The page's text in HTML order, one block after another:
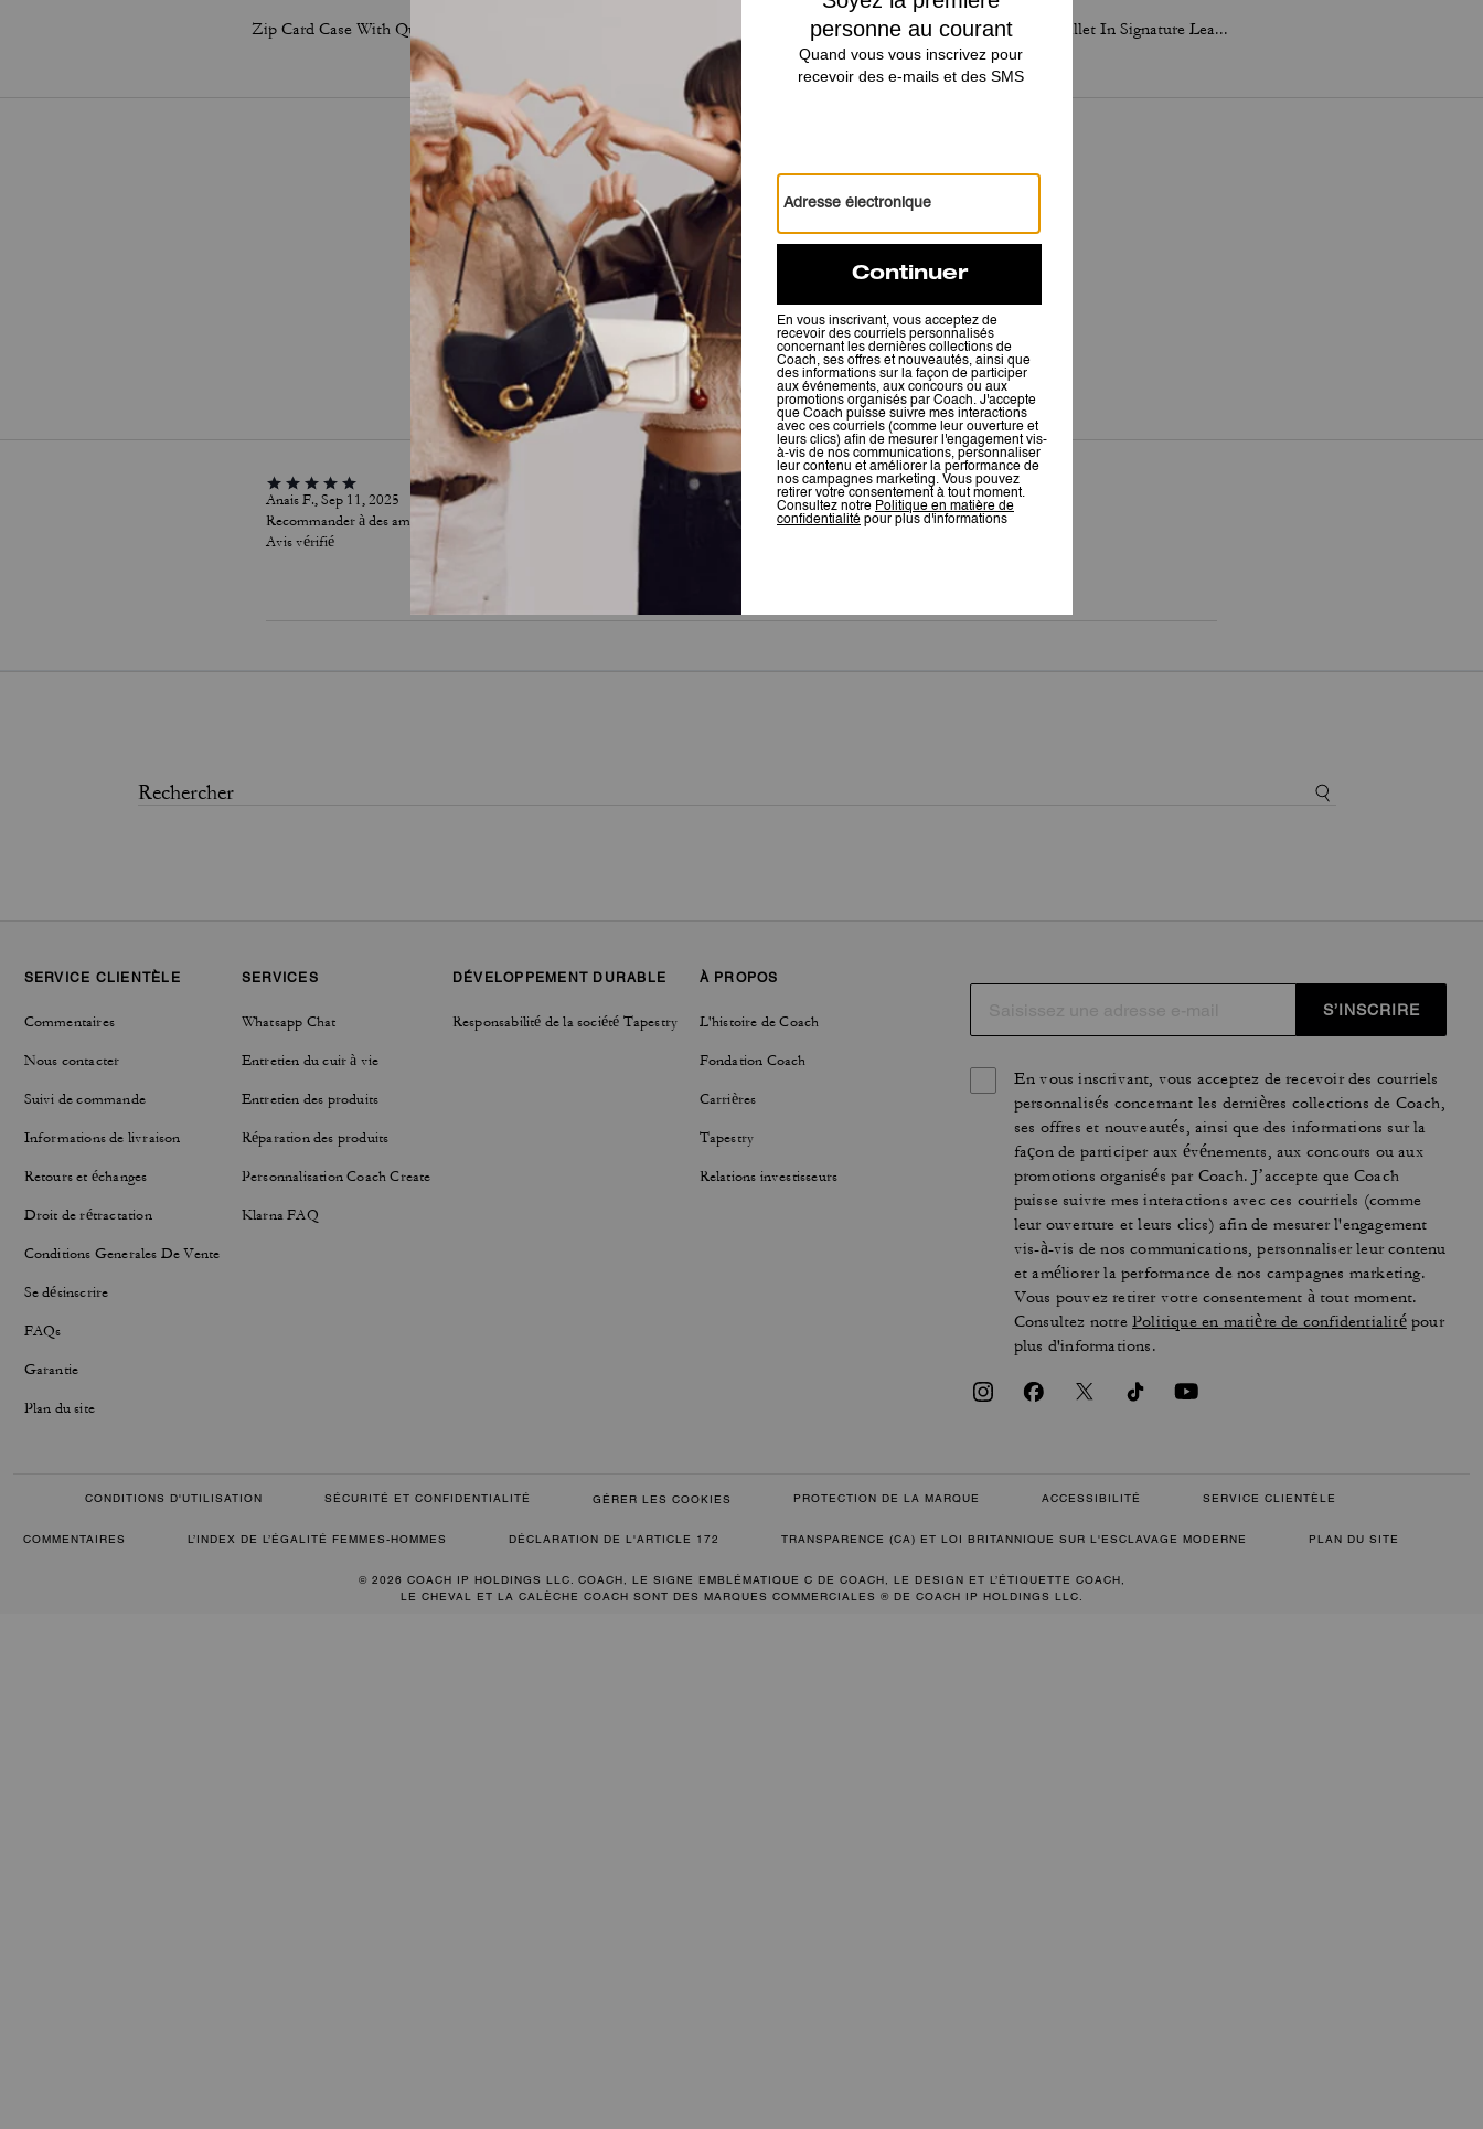
Zip Card Case With Quilting Compact Billfold Wallet In Signature Canvas 3-In-1 Wallet In Signature Leather
Avis
5.0 Étoiles
Pour plus d’informations sur la manière dont nous vérifions nos avis, cliquezici.
Anais F., Sep 11, 2025
Recommander à des amis :
Avis vérifié
Produit parfait et service en boutique aussi !
SERVICE CLIENTÈLE
Commentaires
Nous contacter
Suivi de commande
Informations de livraison
Retours et échanges
Droit de rétractation
Conditions Generales De Vente
Se désinscrire
FAQs
Garantie
Plan du site
SERVICES
Whatsapp Chat
Entretien du cuir à vie
Entretien des produits
Réparation des produits
Personnalisation Coach Create
Klarna FAQ
DÉVELOPPEMENT DURABLE
Responsabilité de la société Tapestry
À PROPOS
L'histoire de Coach
Fondation Coach
Carrières
Tapestry
Relations investisseurs
S’INSCRIRE
En vous inscrivant, vous acceptez de recevoir des courriels
personnalisés concernant les dernières collections de Coach,
ses offres et nouveautés, ainsi que des informations sur la
façon de participer aux événements, aux concours ou aux
promotions organisés par Coach. J’accepte que Coach
puisse suivre mes interactions avec ces courriels (comme
leur ouverture et leurs clics) afin de mesurer l'engagement
vis-à-vis de nos communications, personnaliser leur contenu
et améliorer la performance de nos campagnes marketing.
Vous pouvez retirer votre consentement à tout moment.
Consultez notrePolitique en matière de confidentialitépour
plus d'informations.
CONDITIONS D'UTILISATION SÉCURITÉ ET CONFIDENTIALITÉ GÉRER LES COOKIES PROTECTION DE LA MARQUE ACCESSIBILITÉ SERVICE CLIENTÈLE
COMMENTAIRES L’INDEX DE L’ÉGALITÉ FEMMES-HOMMES DÉCLARATION DE L'ARTICLE 172 TRANSPARENCE (CA) ET LOI BRITANNIQUE SUR L'ESCLAVAGE MODERNE PLAN DU SITE
© 2026 COACH IP HOLDINGS LLC. COACH, LE SIGNE EMBLÉMATIQUE C DE COACH, LE DESIGN ET L’ÉTIQUETTE COACH,
LE CHEVAL ET LA CALÈCHE COACH SONT DES MARQUES COMMERCIALES ® DE COACH IP HOLDINGS LLC.